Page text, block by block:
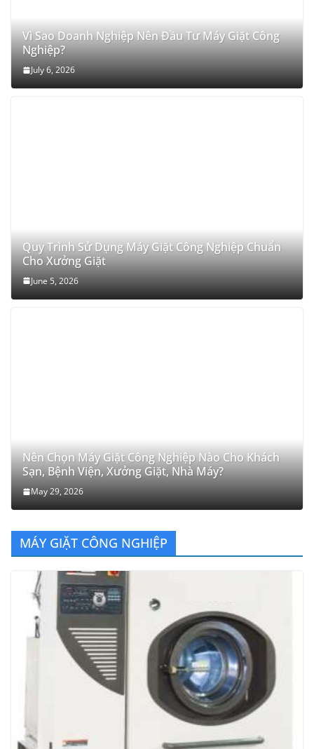
Vì Sao Doanh Nghiệp Nên Đầu Tư Máy Giặt Công
Nghiệp?
July 6, 2026
Quy Trình Sử Dụng Máy Giặt Công Nghiệp Chuẩn
Cho Xưởng Giặt
June 5, 2026
Nên Chọn Máy Giặt Công Nghiệp Nào Cho Khách
Sạn, Bệnh Viện, Xưởng Giặt, Nhà Máy?
May 29, 2026
MÁY GIẶT CÔNG NGHIỆP